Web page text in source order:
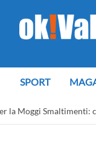
SPORT
la Moggi